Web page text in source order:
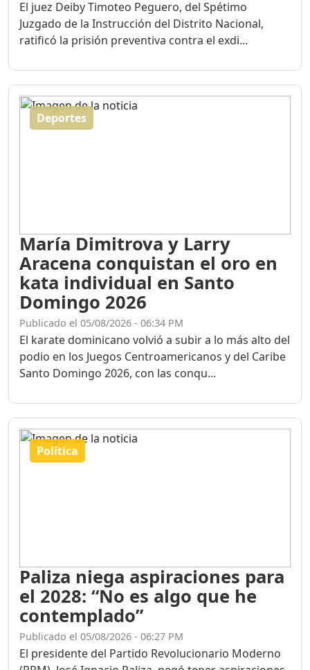
El juez Deiby Timoteo Peguero, del Spétimo
Juzgado de la Instrucción del Distrito Nacional,
ratificó la prisión preventiva contra el exdi...
Deportes
María Dimitrova y Larry
Aracena conquistan el oro en
kata individual en Santo
Domingo 2026
Publicado el 05/08/2026 - 06:34 PM
El karate dominicano volvió a subir a lo más alto del
podio en los Juegos Centroamericanos y del Caribe
Santo Domingo 2026, con las conqu...
Política
Paliza niega aspiraciones para
el 2028: “No es algo que he
contemplado”
Publicado el 05/08/2026 - 06:27 PM
El presidente del Partido Revolucionario Moderno